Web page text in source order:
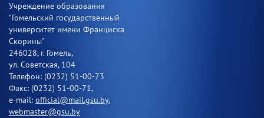
Учреждение образования
"Гомельский государственный
университет имени Франциска
Скорины"
246028, г. Гомель,
ул. Советская, 104
Телефон: (0232) 51-00-73
Факс: (0232) 51-00-71,
e-mail: official@mail.gsu.by,
webmaster@gsu.by